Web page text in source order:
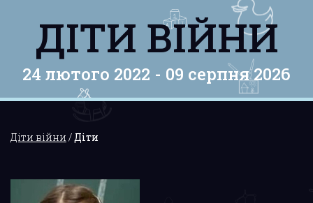
ДІТИ ВІЙНИ
24 лютого 2022 - 09 серпня 2026
Діти війни /Діти